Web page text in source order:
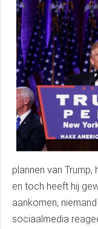
plannen van
en toch heeft hij
aankomen,
sociaalmedia